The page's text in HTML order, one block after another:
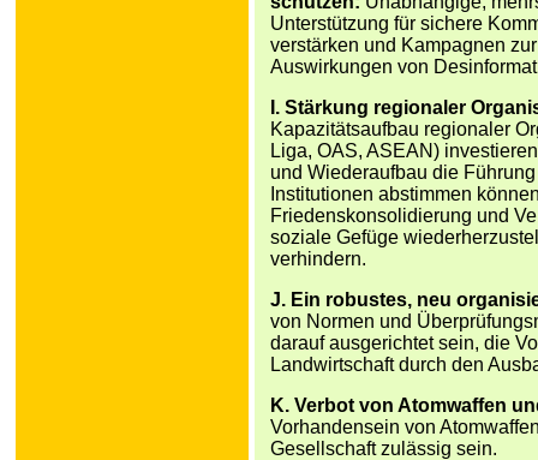
Unterstützung für sichere
verstärken und Kampagnen
Auswirkungen von
I. Stärkung regionaler
Kapazitätsaufbau regionaler
Liga, OAS, ASEAN)
und Wiederaufbau die
Institutionen abstimmen
Friedenskonsolidierung und
soziale Gefüge
verhindern.
J. Ein robustes, neu
von Normen und
darauf ausgerichtet sein, die
Landwirtschaft durch den
K. Verbot von Atomwaffen
Vorhandensein von
Gesellschaft zulässig sein.